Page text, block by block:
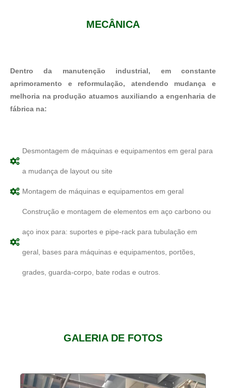
MECÂNICA
Dentro da manutenção industrial, em constante
aprimoramento e reformulação, atendendo mudança e
melhoria na produção atuamos auxiliando a engenharia de
fábrica na:
Desmontagem de máquinas e equipamentos em geral para
a mudança de layout ou site
Montagem de máquinas e equipamentos em geral
Construção e montagem de elementos em aço carbono ou
aço inox para: suportes e pipe-rack para tubulação em
geral, bases para máquinas e equipamentos, portões,
grades, guarda-corpo, bate rodas e outros.
GALERIA DE FOTOS